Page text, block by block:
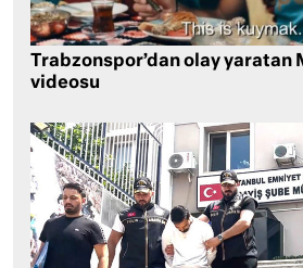
Trabzonspor’dan olay
videosu